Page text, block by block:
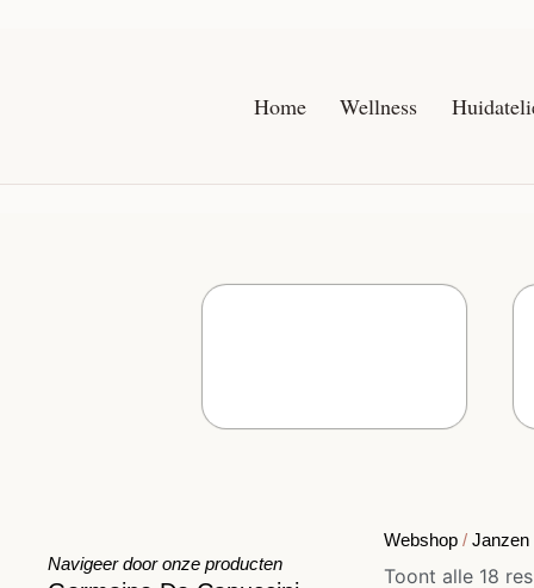
Home Wellness
Navigeer door onze producten
Webshop/ Janzen
Toont alle 18